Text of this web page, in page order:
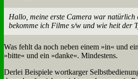
Hal­lo, mei­ne er­ste Ca­me­ra war na­tür­lich
be­kom­me ich Fil­me s/w und wie heit der
Was fehlt da noch ne­ben ei­nem »in« und
»bit­te« und ein »dan­ke«. Min­de­stens.
Der­lei Bei­spie­le wort­kar­ger